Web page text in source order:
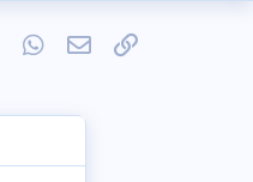
TumblrWhatsApp
E-postaLink